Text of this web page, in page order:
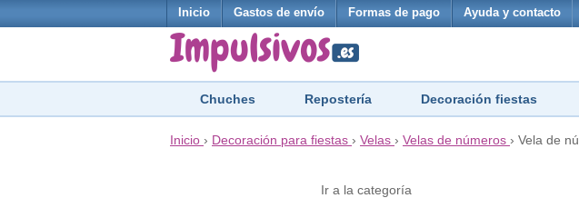
Inicio Gastos de envío Formas de pago Ayuda y contacto
Chuches Repostería Decoración fiestas
Inicio › Decoración para fiestas › Velas › Velas de números › Vela de
Ir a la categoría